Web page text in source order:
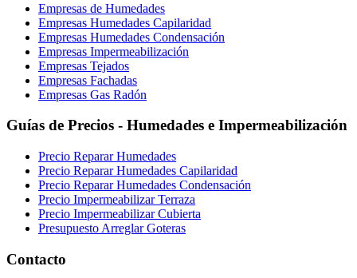
Empresas de Humedades
Empresas Humedades Capilaridad
Empresas Humedades Condensación
Empresas Impermeabilización
Empresas Tejados
Empresas Fachadas
Empresas Gas Radón
Guías de Precios - Humedades e Impermeabilización
Precio Reparar Humedades
Precio Reparar Humedades Capilaridad
Precio Reparar Humedades Condensación
Precio Impermeabilizar Terraza
Precio Impermeabilizar Cubierta
Presupuesto Arreglar Goteras
Contacto